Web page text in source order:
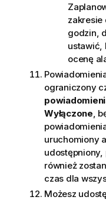
zakresie
godzin,
ustawić,
ocenę
ograniczony
Wyłączone,
uruchomiony
również
czas dla
Możesz